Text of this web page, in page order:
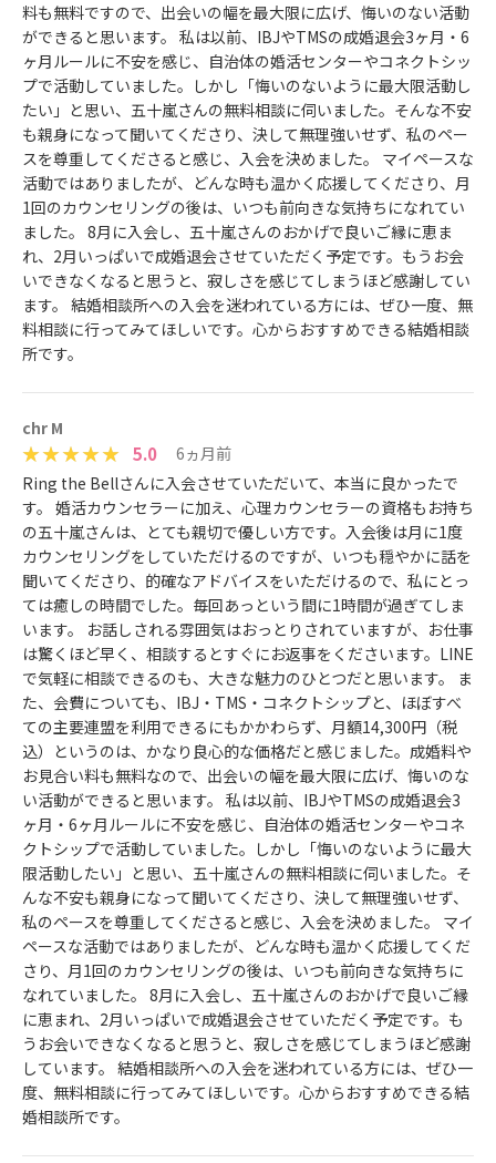
料も無料ですので、出会いの幅を最大限に広げ、悔いのない活動
ができると思います。 私は以前、IBJやTMSの成婚退会3ヶ月・6
ヶ月ルールに不安を感じ、自治体の婚活センターやコネクトシッ
プで活動していました。しかし「悔いのないように最大限活動し
たい」と思い、五十嵐さんの無料相談に伺いました。そんな不安
も親身になって聞いてくださり、決して無理強いせず、私のペー
スを尊重してくださると感じ、入会を決めました。 マイペースな
活動ではありましたが、どんな時も温かく応援してくださり、月
1回のカウンセリングの後は、いつも前向きな気持ちになれてい
ました。 8月に入会し、五十嵐さんのおかげで良いご縁に恵ま
れ、2月いっぱいで成婚退会させていただく予定です。もうお会
いできなくなると思うと、寂しさを感じてしまうほど感謝してい
ます。 結婚相談所への入会を迷われている方には、ぜひ一度、無
料相談に行ってみてほしいです。心からおすすめできる結婚相談
所です。
chr M
5.0
6ヵ月前
Ring the Bellさんに入会させていただいて、本当に良かったで
す。 婚活カウンセラーに加え、心理カウンセラーの資格もお持ち
の五十嵐さんは、とても親切で優しい方です。入会後は月に1度
カウンセリングをしていただけるのですが、いつも穏やかに話を
聞いてくださり、的確なアドバイスをいただけるので、私にとっ
ては癒しの時間でした。毎回あっという間に1時間が過ぎてしま
います。 お話しされる雰囲気はおっとりされていますが、お仕事
は驚くほど早く、相談するとすぐにお返事をくださいます。LINE
で気軽に相談できるのも、大きな魅力のひとつだと思います。 ま
た、会費についても、IBJ・TMS・コネクトシップと、ほぼすべ
ての主要連盟を利用できるにもかかわらず、月額14,300円（税
込）というのは、かなり良心的な価格だと感じました。成婚料や
お見合い料も無料なので、出会いの幅を最大限に広げ、悔いのな
い活動ができると思います。 私は以前、IBJやTMSの成婚退会3
ヶ月・6ヶ月ルールに不安を感じ、自治体の婚活センターやコネ
クトシップで活動していました。しかし「悔いのないように最大
限活動したい」と思い、五十嵐さんの無料相談に伺いました。そ
んな不安も親身になって聞いてくださり、決して無理強いせず、
私のペースを尊重してくださると感じ、入会を決めました。 マイ
ペースな活動ではありましたが、どんな時も温かく応援してくだ
さり、月1回のカウンセリングの後は、いつも前向きな気持ちに
なれていました。 8月に入会し、五十嵐さんのおかげで良いご縁
に恵まれ、2月いっぱいで成婚退会させていただく予定です。も
うお会いできなくなると思うと、寂しさを感じてしまうほど感謝
しています。 結婚相談所への入会を迷われている方には、ぜひ一
度、無料相談に行ってみてほしいです。心からおすすめできる結
婚相談所です。